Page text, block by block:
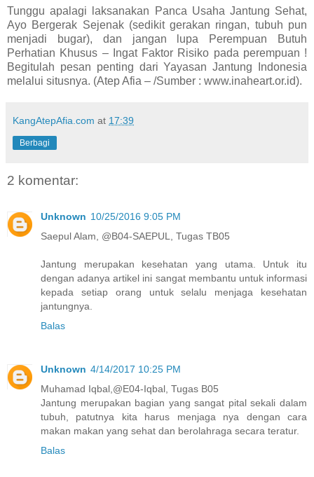
Tunggu apalagi laksanakan Panca Usaha Jantung Sehat,
Ayo Bergerak Sejenak (sedikit gerakan ringan, tubuh pun
menjadi bugar), dan jangan lupa Perempuan Butuh
Perhatian Khusus – Ingat Faktor Risiko pada perempuan !
Begitulah pesan penting dari Yayasan Jantung Indonesia
melalui situsnya. (Atep Afia – /Sumber : www.inaheart.or.id).
KangAtepAfia.com at 17:39
Berbagi
2 komentar:
Unknown 10/25/2016 9:05 PM
Saepul Alam, @B04-SAEPUL, Tugas TB05
Jantung merupakan kesehatan yang utama. Untuk itu
dengan adanya artikel ini sangat membantu untuk informasi
kepada setiap orang untuk selalu menjaga kesehatan
jantungnya.
Balas
Unknown 4/14/2017 10:25 PM
Muhamad Iqbal,@E04-Iqbal, Tugas B05
Jantung merupakan bagian yang sangat pital sekali dalam
tubuh, patutnya kita harus menjaga nya dengan cara
makan makan yang sehat dan berolahraga secara teratur.
Balas